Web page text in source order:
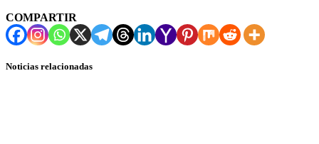
COMPARTIR
Noticias relacionadas